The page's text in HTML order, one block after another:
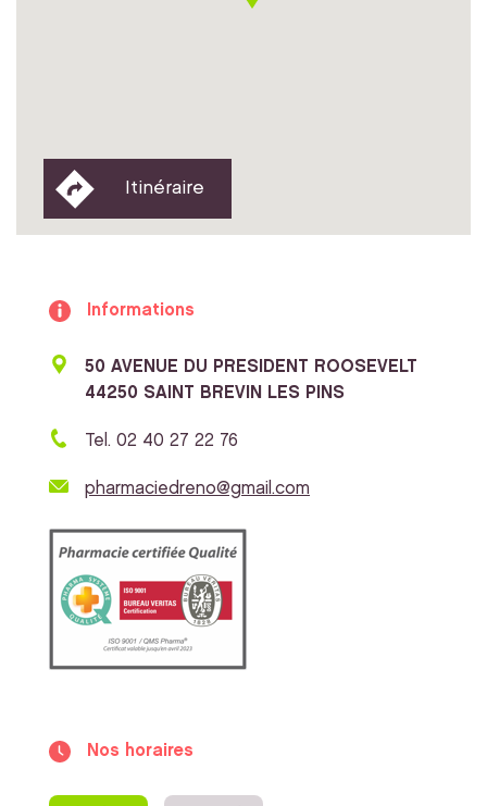
Itinéraire
Informations
50 AVENUE DU PRESIDENT ROOSEVELT
44250 SAINT BREVIN LES PINS
Tel. 02 40 27 22 76
pharmaciedreno@gmail.com
Nos horaires